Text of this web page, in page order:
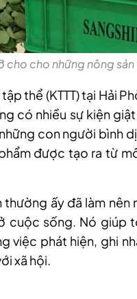
cho cho những nông
thể (KTTT) tại Hải
có nhiều sự kiện
con người bình
được tạo ra từ
ấy đã làm nên
cuộc sống. Nó giúp
việc phát hiện, ghi
xã hội.